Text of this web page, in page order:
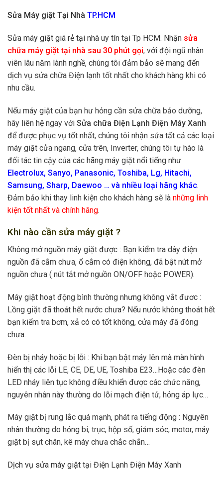
Sửa Máy giặt Tại Nhà TP.HCM
Sửa máy giặt giá rẻ tại nhà uy tín tại Tp HCM. Nhận sửa
chữa máy giặt tại nhà sau 30 phút gọi, với đội ngũ nhân
viên lâu năm lành nghề, chúng tôi đảm bảo sẽ mang đến
dịch vụ sửa chữa Điện lạnh tốt nhất cho khách hàng khi có
nhu cầu.
Nếu máy giặt của bạn hư hỏng cần sửa chữa bảo dưỡng,
hãy liên hệ ngay với Sửa chữa Điện Lạnh Điện Máy Xanh
để được phục vụ tốt nhất, chúng tôi nhận sửa tất cả các loại
máy giặt cửa ngang, cửa trên, Inverter, chúng tôi tự hào là
đối tác tin cậy của các hãng máy giặt nổi tiếng như
Electrolux, Sanyo, Panasonic, Toshiba, Lg, Hitachi,
Samsung, Sharp, Daewoo … và nhiều loại hãng khác.
Đảm bảo khi thay linh kiện cho khách hàng sẽ là những linh
kiện tốt nhất và chính hãng.
Khi nào cần sửa máy giặt ?
Không mở nguồn máy giặt được : Bạn kiểm tra dây điện
nguồn đã cắm chưa, ổ cắm có điện không, đã bật nút mở
nguồn chưa ( nút tắt mở nguồn ON/OFF hoặc POWER).
Máy giặt hoạt động bình thường nhưng không vắt đươc :
Lồng giặt đã thoát hết nước chưa? Nếu nước không thoát hết
bạn kiểm tra bơm, xả có có tốt không, cửa máy đã đóng
chưa.
Đèn bị nháy hoặc bị lỗi : Khi bạn bật máy lên mà màn hình
hiển thị các lỗi LE, CE, DE, UE, Toshiba E23…Hoặc các đèn
LED nháy liên tục không điều khiển được các chức năng,
nguyên nhân này thường do lỗi mạch điện tử, hỏng áp lực…
Máy giặt bị rung lắc quá mạnh, phát ra tiếng động : Nguyên
nhân thường do hỏng bi, trục, hộp số, giảm sóc, motor, máy
giặt bị sụt chân, kê máy chưa chắc chắn…
Dịch vụ sửa máy giặt tại Điện Lạnh Điện Máy Xanh